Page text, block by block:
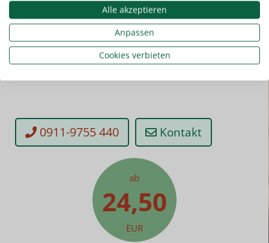
Sie haben noch Fragen? Kein Problem!
0911-9755 440 Kontakt
ab
24,50
EUR
Alle akzeptieren
Anpassen
Cookies verbieten